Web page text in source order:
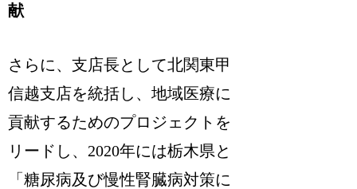
献
さらに、支店長として北関東甲
信越支店を統括し、地域医療に
貢献するためのプロジェクトを
リードし、2020年には栃木県と
「糖尿病及び慢性腎臓病対策に